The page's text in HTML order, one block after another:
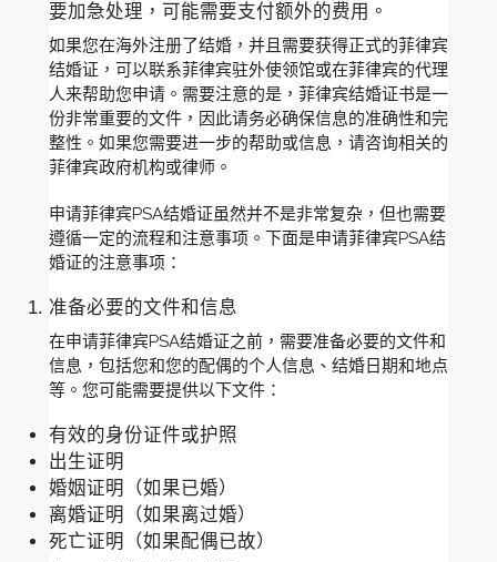
要加急处理，可能需要支付额外的费用。
如果您在海外注册了结婚，并且需要获得正式的菲律宾
结婚证，可以联系菲律宾驻外使领馆或在菲律宾的代理
人来帮助您申请。需要注意的是，菲律宾结婚证书是一
份非常重要的文件，因此请务必确保信息的准确性和完
整性。如果您需要进一步的帮助或信息，请咨询相关的
菲律宾政府机构或律师。
申请菲律宾PSA结婚证虽然并不是非常复杂，但也需要
遵循一定的流程和注意事项。下面是申请菲律宾PSA结
婚证的注意事项：
准备必要的文件和信息
在申请菲律宾PSA结婚证之前，需要准备必要的文件和
信息，包括您和您的配偶的个人信息、结婚日期和地点
等。您可能需要提供以下文件：
有效的身份证件或护照
出生证明
婚姻证明（如果已婚）
离婚证明（如果离过婚）
死亡证明（如果配偶已故）